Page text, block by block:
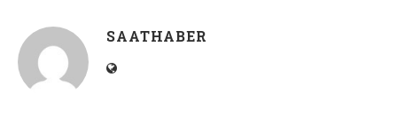
SAATHABER